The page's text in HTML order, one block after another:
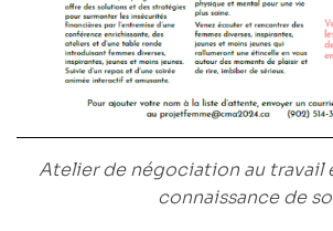
Atelier de négociation au travail
connaissance de